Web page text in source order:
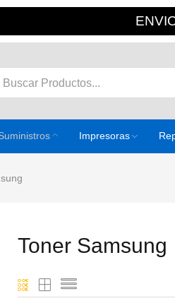
Impresoras
Toner Samsung